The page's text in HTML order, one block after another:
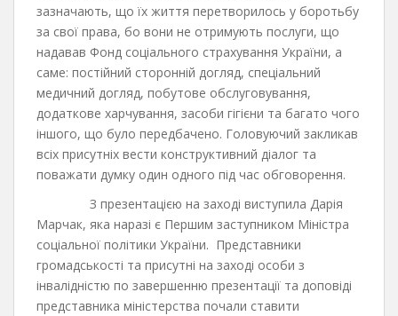
зазначають, що їх життя перетворилось у боротьбу
за свої права, бо вони не отримують послуги, що
надавав Фонд соціального страхування України, а
саме: постійний сторонній догляд, спеціальний
медичний догляд, побутове обслуговування,
додаткове харчування, засоби гігієни та багато чого
іншого, що було передбачено. Головуючий закликав
всіх присутніх вести конструктивний діалог та
поважати думку один одного під час обговорення.
З презентацією на заході виступила Дарія
Марчак, яка наразі є Першим заступником Міністра
соціальної політики України. Представники
громадськості та присутні на заході особи з
інвалідністю по завершенню презентації та доповіді
представника міністерства почали ставити